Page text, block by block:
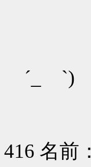
´_ゝ`)
416 名前：